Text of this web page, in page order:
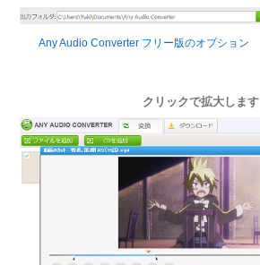
Any Audio Converter フリー版のオプション
クリックで拡大します